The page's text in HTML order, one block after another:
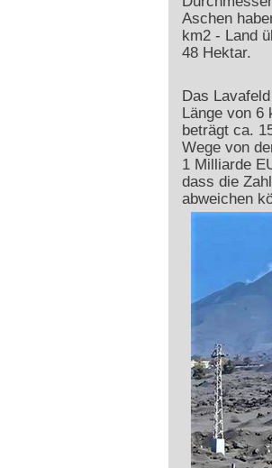
Aschen
km2- Land
48 Hektar.
Das
Länge von 6
beträgt ca.
Wege von
1 Milliarde
dass die
abweichen